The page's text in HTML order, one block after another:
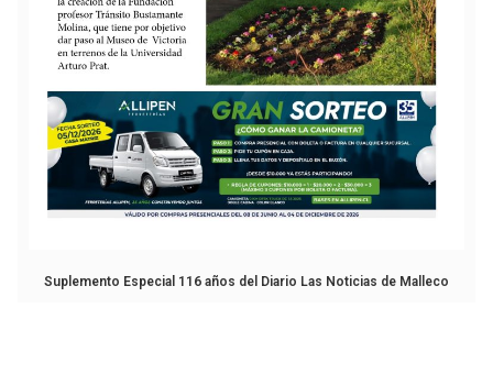
Suplemento Especial 116 años del Diario Las Noticias de Malleco